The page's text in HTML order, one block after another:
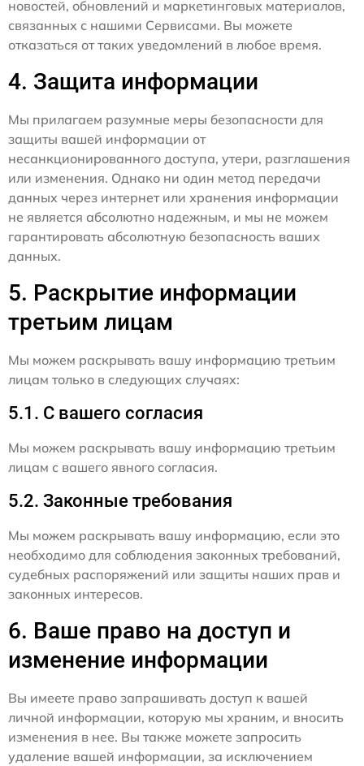
новостей, обновлений и маркетинговых материалов,
связанных с нашими Сервисами. Вы можете
отказаться от таких уведомлений в любое время.
4. Защита информации
Мы прилагаем разумные меры безопасности для
защиты вашей информации от
несанкционированного доступа, утери, разглашения
или изменения. Однако ни один метод передачи
данных через интернет или хранения информации
не является абсолютно надежным, и мы не можем
гарантировать абсолютную безопасность ваших
данных.
5. Раскрытие информации
третьим лицам
Мы можем раскрывать вашу информацию третьим
лицам только в следующих случаях:
5.1. С вашего согласия
Мы можем раскрывать вашу информацию третьим
лицам с вашего явного согласия.
5.2. Законные требования
Мы можем раскрывать вашу информацию, если это
необходимо для соблюдения законных требований,
судебных распоряжений или защиты наших прав и
законных интересов.
6. Ваше право на доступ и
изменение информации
Вы имеете право запрашивать доступ к вашей
личной информации, которую мы храним, и вносить
изменения в нее. Вы также можете запросить
удаление вашей информации, за исключением